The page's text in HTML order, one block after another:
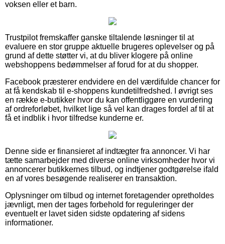
voksen eller et barn.
Trustpilot fremskaffer ganske tiltalende løsninger til at
evaluere en stor gruppe aktuelle brugeres oplevelser og på
grund af dette støtter vi, at du bliver klogere på online
webshoppens bedømmelser af forud for at du shopper.
Facebook præsterer endvidere en del værdifulde chancer for
at få kendskab til e-shoppens kundetilfredshed. I øvrigt ses
en række e-butikker hvor du kan offentliggøre en vurdering
af ordreforløbet, hvilket lige så vel kan drages fordel af til at
få et indblik i hvor tilfredse kunderne er.
Denne side er finansieret af indtægter fra annoncer. Vi har
tætte samarbejder med diverse online virksomheder hvor vi
annoncerer butikkernes tilbud, og indtjener godtgørelse ifald
en af vores besøgende realiserer en transaktion.
Oplysninger om tilbud og internet foretagender opretholdes
jævnligt, men der tages forbehold for reguleringer der
eventuelt er lavet siden sidste opdatering af sidens
informationer.